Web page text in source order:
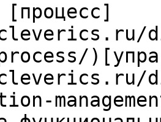
[процесс]